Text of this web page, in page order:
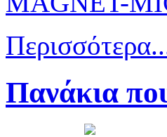
Πανάκια